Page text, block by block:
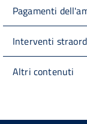
Pagamenti
Interventi
Altri contenuti